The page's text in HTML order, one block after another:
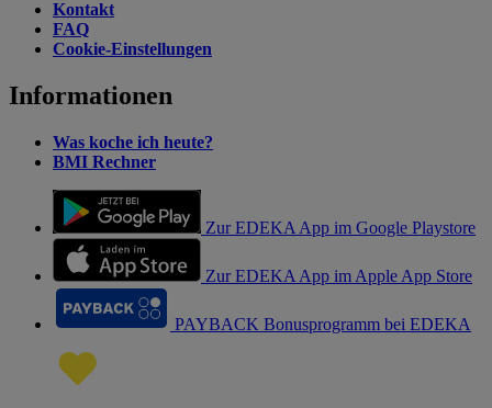
Kontakt
FAQ
Cookie-Einstellungen
Informationen
Was koche ich heute?
BMI Rechner
Zur EDEKA App im Google Playstore
Zur EDEKA App im Apple App Store
PAYBACK Bonusprogramm bei EDEKA